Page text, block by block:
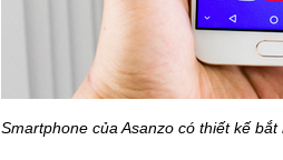
Smartphone của Asanzo có thiết kế